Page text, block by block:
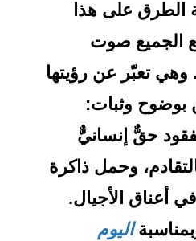
الطرق على هذا
الجميع صوت
وهي تعبّر عن رؤيتها
بوضوح وثبات:
حقٌّ إنسانيٌّ
وحمل ذاكرة
أعناق الأجيال.
اليوم